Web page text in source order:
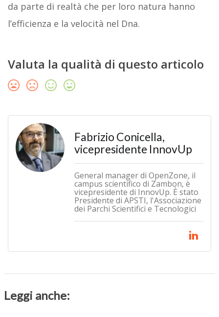
da parte di realtà che per loro natura hanno
l’efficienza e la velocità nel Dna.
Valuta la qualità di questo articolo
Fabrizio Conicella,
vicepresidente InnovUp
General manager di OpenZone, il
campus scientifico di Zambon, è
vicepresidente di InnovUp. È stato
Presidente di APSTI, l'Associazione
dei Parchi Scientifici e Tecnologici
Leggi anche: